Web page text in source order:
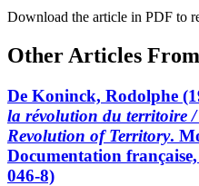
Download the article in PDF to
Other Articles
De Koninck, Rodolphe
la révolution du territoire
Revolution of Territory.
Documentation
046-8)